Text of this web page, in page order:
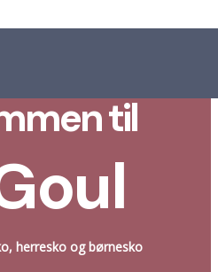
til
herresko og børnesko